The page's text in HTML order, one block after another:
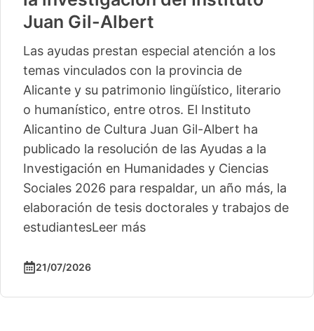
Juan Gil-Albert
Las ayudas prestan especial atención a los
temas vinculados con la provincia de
Alicante y su patrimonio lingüístico, literario
o humanístico, entre otros. El Instituto
Alicantino de Cultura Juan Gil-Albert ha
publicado la resolución de las Ayudas a la
Investigación en Humanidades y Ciencias
Sociales 2026 para respaldar, un año más, la
elaboración de tesis doctorales y trabajos de
estudiantesLeer más
21/07/2026